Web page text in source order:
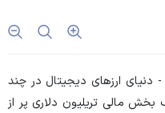
دنیای ارز‌های دیجیتال در چند
مالی تریلیون دلاری پر از